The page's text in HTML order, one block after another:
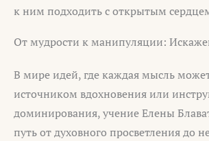
к ним подходить с открытым
От мудрости к манипуляции:
В мире идей, где каждая мысль
источником вдохновения или
доминирования, учение Елены
путь от духовного просветления до